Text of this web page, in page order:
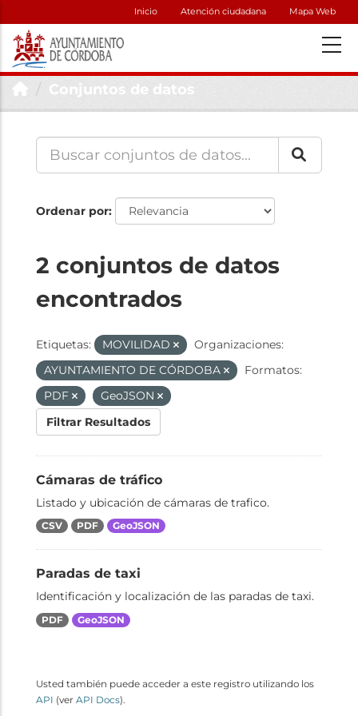
Inicio Atención ciudadana Mapa Web
Conjuntos de datos
Ordenar por
2 conjuntos de datos
encontrados
Etiquetas: MOVILIDAD
Organizaciones:
AYUNTAMIENTO DE CÓRDOBA
Formatos:
PDF
GeoJSON
Filtrar Resultados
Cámaras de tráfico
Listado y ubicación de cámaras de trafico.
CSV PDF GeoJSON
Paradas de taxi
Identificación y localización de las paradas de taxi.
PDF GeoJSON
Usted también puede acceder a este registro utilizando los
API (ver API Docs).